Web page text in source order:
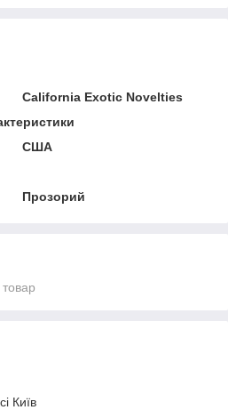
California Exotic Novelties
США
Прозорий
Київ